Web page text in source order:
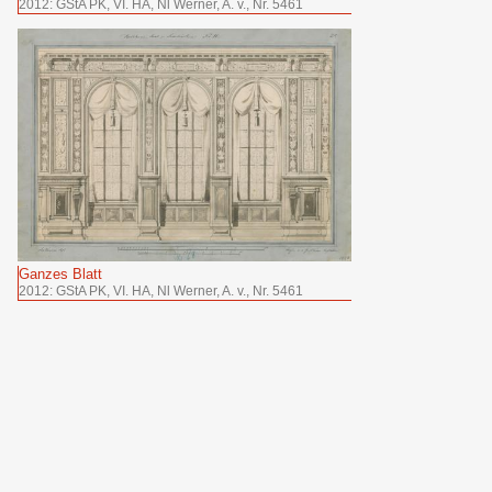
2012: GStA PK, VI. HA, Nl Werner, A. v., Nr. 5461
Ganzes Blatt
2012: GStA PK, VI. HA, Nl Werner, A. v., Nr. 5461